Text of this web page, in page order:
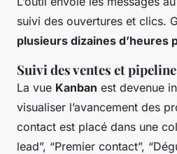
suivi des ouvertures et clics.
plusieurs dizaines d’heures
Suivi des ventes et
La vue Kanban est devenue
visualiser l’avancement des
contact est placé dans une
lead”, “Premier contact”,